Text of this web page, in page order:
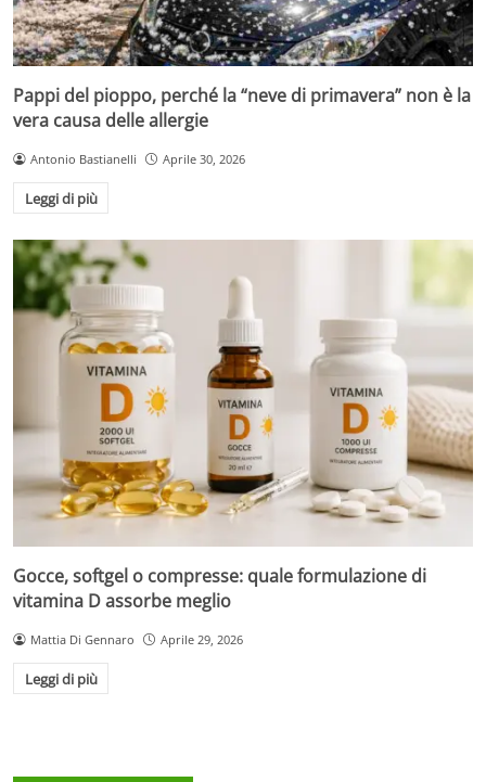
Pappi del pioppo, perché la “neve di primavera” non è la
vera causa delle allergie
Antonio Bastianelli Aprile 30, 2026
Leggi di più
Gocce, softgel o compresse: quale formulazione di
vitamina D assorbe meglio
Mattia Di Gennaro Aprile 29, 2026
Leggi di più